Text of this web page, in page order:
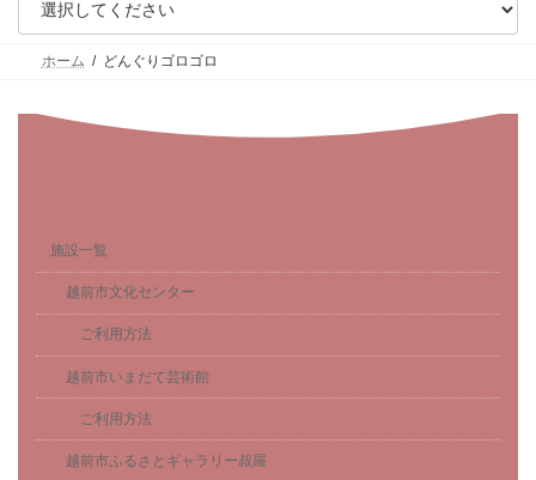
ホーム どんぐりゴロゴロ
施設一覧
越前市文化センター
ご利用方法
越前市いまだて芸術館
ご利用方法
越前市ふるさとギャラリー叔羅